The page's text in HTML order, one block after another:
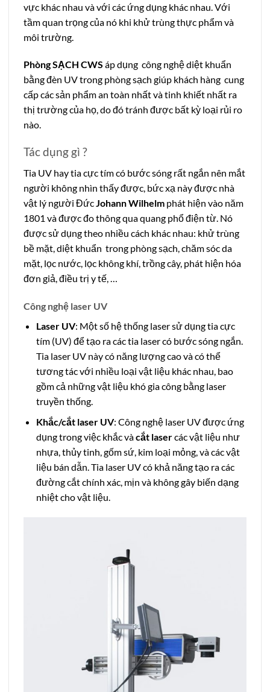
vực khác nhau và với các ứng dụng khác nhau. Với
tầm quan trọng của nó khi khử trùng thực phẩm và
môi trường.
Phòng SẠCH CWS áp dụng công nghệ diệt khuẩn
bằng đèn UV trong phòng sạch giúp khách hàng cung
cấp các sản phẩm an toàn nhất và tinh khiết nhất ra
thị trường của họ, do đó tránh được bất kỳ loại rủi ro
nào.
Tác dụng gì ?
Tia UV hay tia cực tím có bước sóng rất ngắn nên mắt
người không nhìn thấy được, bức xạ này được nhà
vật lý người Đức Johann Wilhelm phát hiện vào năm
1801 và được đo thông qua quang phổ điện từ. Nó
được sử dụng theo nhiều cách khác nhau: khử trùng
bề mặt, diệt khuẩn trong phòng sạch, chăm sóc da
mặt, lọc nước, lọc không khí, trồng cây, phát hiện hóa
đơn giả, điều trị y tế, …
Công nghệ laser UV
Laser UV: Một số hệ thống laser sử dụng tia cực
tím (UV) để tạo ra các tia laser có bước sóng ngắn.
Tia laser UV này có năng lượng cao và có thể
tương tác với nhiều loại vật liệu khác nhau, bao
gồm cả những vật liệu khó gia công bằng laser
truyền thống.
Khắc/cắt laser UV: Công nghệ laser UV được ứng
dụng trong việc khắc vàcắt lasercác vật liệu như
nhựa, thủy tinh, gốm sứ, kim loại mỏng, và các vật
liệu bán dẫn. Tia laser UV có khả năng tạo ra các
đường cắt chính xác, mịn và không gây biến dạng
nhiệt cho vật liệu.